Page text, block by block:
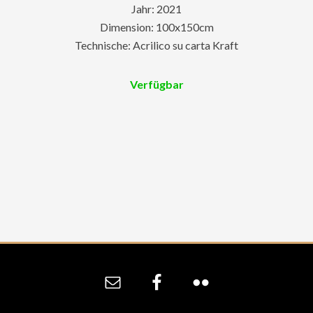
Jahr: 2021
Dimension: 100x150cm
Technische: Acrilico su carta Kraft
Verfügbar